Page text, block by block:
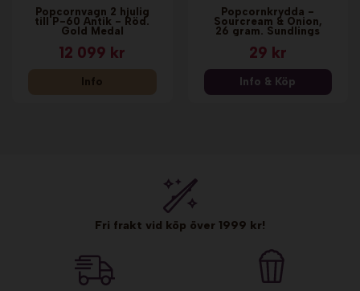
Popcornvagn 2 hjulig
till P-60 Antik - Röd.
Gold Medal
12 099 kr
Info
Popcornkrydda -
Sourcream & Onion,
26 gram. Sundlings
29 kr
Info & Köp
Fri frakt vid köp över 1999 kr!